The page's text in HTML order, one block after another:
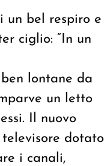
un bel respiro e
ciglio: “In un
lontane da
un letto
Il nuovo
dotato
i canali,